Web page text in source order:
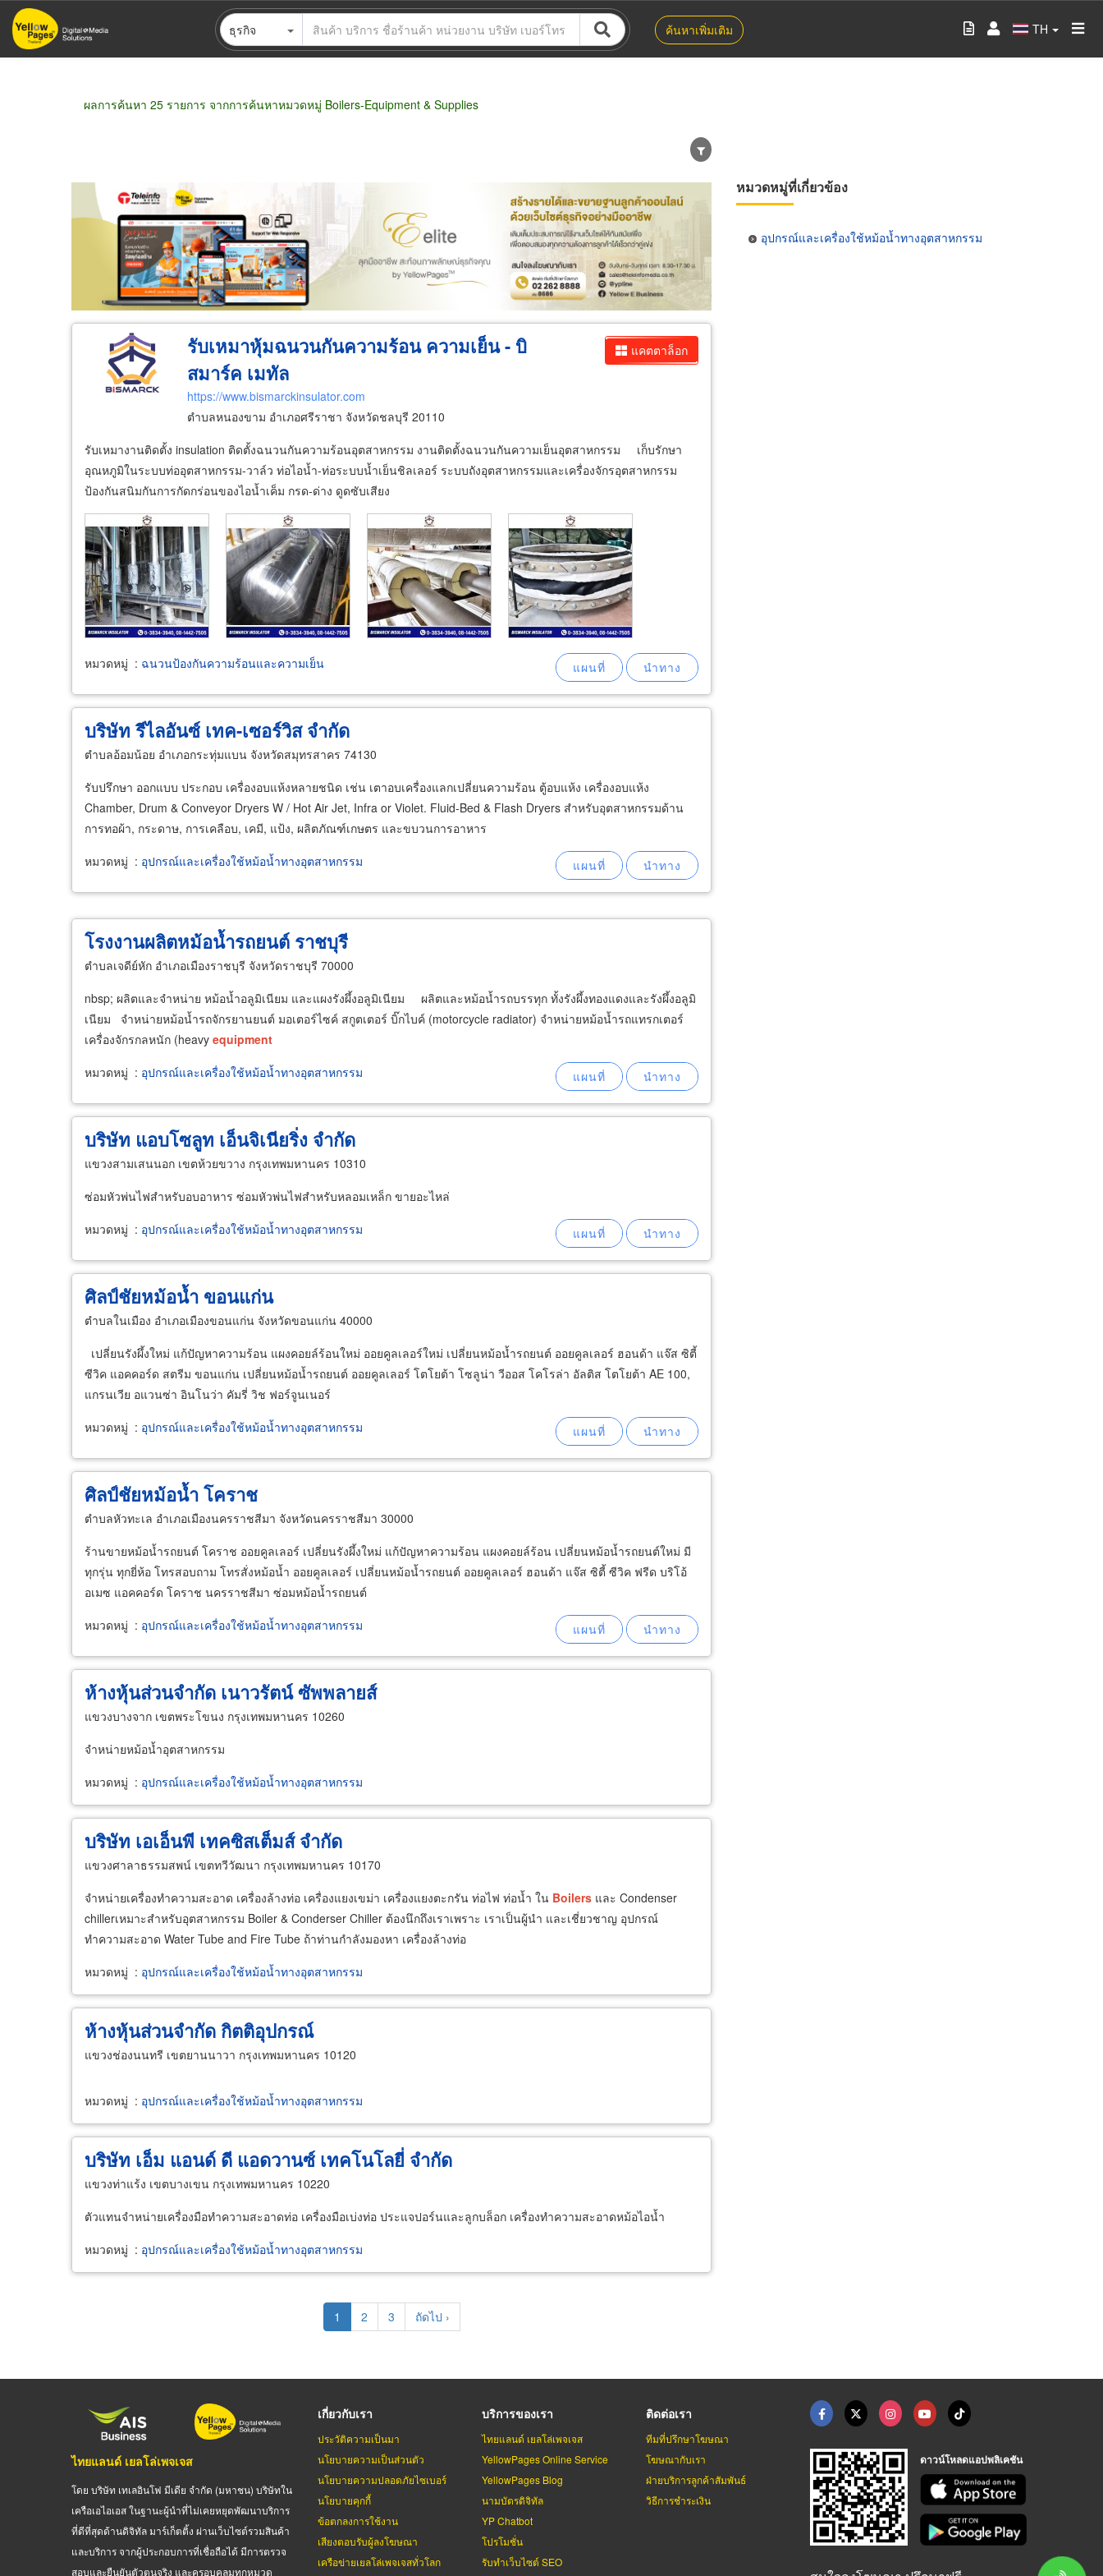
ข้าม
ไป
ธุรกิจ ค้นหาเพิ่มเติม TH
ผลการค้นหา 25 รายการ จากการค้นหาหมวดหมู่ Boilers-Equipment & Supplies
ขายส่ง ขายปลีก ผู้ผลิต ตัวแทนจัดจำหน่าย ผู้ส่งออก/นำเข้า ธุรกิจบริการ
แคตตาล็อก
รับเหมาหุ้มฉนวนกันความร้อน ความเย็น - บิ
สมาร์ค เมทัล
https://www.bismarckinsulator.com
ตำบลหนองขาม อำเภอศรีราชา จังหวัดชลบุรี 20110
รับเหมางานติดตั้ง insulation ติดตั้งฉนวนกันความร้อนอุตสาหกรรม งานติดตั้งฉนวนกันความเย็นอุตสาหกรรม เก็บรักษา
อุณหภูมิในระบบท่ออุตสาหกรรม-วาล์ว ท่อไอน้ำ-ท่อระบบน้ำเย็นชิลเลอร์ ระบบถังอุตสาหกรรมและเครื่องจักรอุตสาหกรรม
ป้องกันสนิมกันการกัดกร่อนของไอน้ำเค็ม กรด-ด่าง ดูดซับเสียง
หมวดหมู่ : ฉนวนป้องกันความร้อนและความเย็น
บริษัท รีไลอันซ์ เทค-เซอร์วิส จำกัด
ตำบลอ้อมน้อย อำเภอกระทุ่มแบน จังหวัดสมุทรสาคร 74130
รับปรึกษา ออกแบบ ประกอบ เครื่องอบแห้งหลายชนิด เช่น เตาอบเครื่องแลกเปลี่ยนความร้อน ตู้อบแห้ง เครื่องอบแห้ง
Chamber, Drum & Conveyor Dryers W / Hot Air Jet, Infra or Violet. Fluid-Bed & Flash Dryers สำหรับอุตสาหกรรมด้าน
การทอผ้า, กระดาษ, การเคลือบ, เคมี, แป้ง, ผลิตภัณฑ์เกษตร และขบวนการอาหาร
หมวดหมู่ : อุปกรณ์และเครื่องใช้หม้อน้ำทางอุตสาหกรรม
โรงงานผลิตหม้อน้ำรถยนต์ ราชบุรี
ตำบลเจดีย์หัก อำเภอเมืองราชบุรี จังหวัดราชบุรี 70000
nbsp; ผลิตและจำหน่าย หม้อน้ำอลูมิเนียม และแผงรังผึ้งอลูมิเนียม ผลิตและหม้อน้ำรถบรรทุก ทั้งรังผึ้งทองแดงและรังผึ้งอลูมิ
เนียม จำหน่ายหม้อน้ำรถจักรยานยนต์ มอเตอร์ไซค์ สกูตเตอร์ บิ๊กไบค์ (motorcycle radiator) จำหน่ายหม้อน้ำรถแทรกเตอร์
เครื่องจักรกลหนัก (heavy equipment
หมวดหมู่ : อุปกรณ์และเครื่องใช้หม้อน้ำทางอุตสาหกรรม
บริษัท แอบโซลูท เอ็นจิเนียริ่ง จำกัด
แขวงสามเสนนอก เขตห้วยขวาง กรุงเทพมหานคร 10310
ซ่อมหัวพ่นไฟสำหรับอบอาหาร ซ่อมหัวพ่นไฟสำหรับหลอมเหล็ก ขายอะไหล่
หมวดหมู่ : อุปกรณ์และเครื่องใช้หม้อน้ำทางอุตสาหกรรม
ศิลป์ชัยหม้อน้ำ ขอนแก่น
ตำบลในเมือง อำเภอเมืองขอนแก่น จังหวัดขอนแก่น 40000
เปลี่ยนรังผึ้งใหม่ แก้ปัญหาความร้อน แผงคอยล์ร้อนใหม่ ออยคูลเลอร์ใหม่ เปลี่ยนหม้อน้ำรถยนต์ ออยคูลเลอร์ ฮอนด้า แจ๊ส ซิตี้
ซีวิค แอคคอร์ด สตรีม ขอนแก่น เปลี่ยนหม้อน้ำรถยนต์ ออยคูลเลอร์ โตโยต้า โซลูน่า วีออส โคโรล่า อัลติส โตโยต้า AE 100,
แกรนเวีย อแวนซ่า อินโนว่า คัมรี่ วิช ฟอร์จูนเนอร์
หมวดหมู่ : อุปกรณ์และเครื่องใช้หม้อน้ำทางอุตสาหกรรม
ศิลป์ชัยหม้อน้ำ โคราช
ตำบลหัวทะเล อำเภอเมืองนครราชสีมา จังหวัดนครราชสีมา 30000
ร้านขายหม้อน้ำรถยนต์ โคราช ออยคูลเลอร์ เปลี่ยนรังผึ้งใหม่ แก้ปัญหาความร้อน แผงคอยล์ร้อน เปลี่ยนหม้อน้ำรถยนต์ใหม่ มี
ทุกรุ่น ทุกยี่ห้อ โทรสอบถาม โทรสั่งหม้อน้ำ ออยคูลเลอร์ เปลี่ยนหม้อน้ำรถยนต์ ออยคูลเลอร์ ฮอนด้า แจ๊ส ซิตี้ ซีวิค ฟรีด บริโอ้
อเมซ แอคคอร์ด โคราช นครราชสีมา ซ่อมหม้อน้ำรถยนต์
หมวดหมู่ : อุปกรณ์และเครื่องใช้หม้อน้ำทางอุตสาหกรรม
ห้างหุ้นส่วนจำกัด เนาวรัตน์ ซัพพลายส์
แขวงบางจาก เขตพระโขนง กรุงเทพมหานคร 10260
จำหน่ายหม้อน้ำอุตสาหกรรม
หมวดหมู่ : อุปกรณ์และเครื่องใช้หม้อน้ำทางอุตสาหกรรม
บริษัท เอเอ็นพี เทคซิสเต็มส์ จำกัด
แขวงศาลาธรรมสพน์ เขตทวีวัฒนา กรุงเทพมหานคร 10170
จำหน่ายเครื่องทำความสะอาด เครื่องล้างท่อ เครื่องแยงเขม่า เครื่องแยงตะกรัน ท่อไฟ ท่อน้ำ ใน Boilers และ Condenser
chillerเหมาะสำหรับอุตสาหกรรม Boiler & Conderser Chiller ต้องนึกถึงเราเพราะ เราเป็นผู้นำ และเชี่ยวชาญ อุปกรณ์
ทำความสะอาด Water Tube and Fire Tube ถ้าท่านกำลังมองหา เครื่องล้างท่อ
หมวดหมู่ : อุปกรณ์และเครื่องใช้หม้อน้ำทางอุตสาหกรรม
ห้างหุ้นส่วนจำกัด กิตติอุปกรณ์
แขวงช่องนนทรี เขตยานนาวา กรุงเทพมหานคร 10120
หมวดหมู่ : อุปกรณ์และเครื่องใช้หม้อน้ำทางอุตสาหกรรม
บริษัท เอ็ม แอนด์ ดี แอดวานซ์ เทคโนโลยี่ จำกัด
แขวงท่าแร้ง เขตบางเขน กรุงเทพมหานคร 10220
ตัวแทนจำหน่ายเครื่องมือทำความสะอาดท่อ เครื่องมือเบ่งท่อ ประแจปอร์นและลูกบล็อก เครื่องทำความสะอาดหม้อไอน้ำ
หมวดหมู่ : อุปกรณ์และเครื่องใช้หม้อน้ำทางอุตสาหกรรม
Current
page
1 Page
2 Page
3
Next
page
ถัดไป ›
หมวดหมู่ที่เกี่ยวข้อง
อุปกรณ์และเครื่องใช้หม้อน้ำทางอุตสาหกรรม
ไทยแลนด์ เยลโล่เพจเจส
โดย บริษัท เทเลอินโฟ มีเดีย จำกัด (มหาชน) บริษัทใน
เครือเอไอเอส ในฐานะผู้นำที่ไม่เคยหยุดพัฒนาบริการ
ที่ดีที่สุดด้านดิจิทัล มาร์เก็ตติ้ง ผ่านเว็บไซต์รวมสินค้า
และบริการ จากผู้ประกอบการที่เชื่อถือได้ มีการตรวจ
สอบและยืนยันตัวตนจริง และครอบคลุมทุกหมวด
เกี่ยวกับเรา
ประวัติความเป็นมา
นโยบายความเป็นส่วนตัว
นโยบายความปลอดภัยไซเบอร์
นโยบายคุกกี้
ข้อตกลงการใช้งาน
เสียงตอบรับผู้ลงโฆษณา
เครือข่ายเยลโล่เพจเจสทั่วโลก
บริการของเรา
ไทยแลนด์ เยลโล่เพจเจส
YellowPages Online Service
YellowPages Blog
นามบัตรดิจิทัล
YP Chatbot
โปรโมชั่น
รับทำเว็บไซต์ SEO
ติดต่อเรา
ทีมที่ปรึกษาโฆษณา
โฆษณากับเรา
ฝ่ายบริการลูกค้าสัมพันธ์
วิธีการชำระเงิน
ดาวน์โหลดแอปพลิเคชัน